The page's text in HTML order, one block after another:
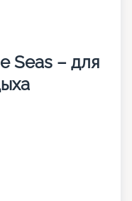
Seas – для
к классу
м проведена его
каток,